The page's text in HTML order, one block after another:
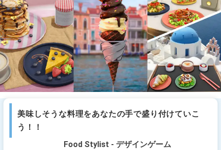
美味しそうな料理をあなたの手で盛り付けていこ
う！！
Food Stylist - デザインゲーム